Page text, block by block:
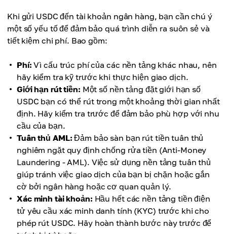
Khi gửi USDC đến tài khoản ngân hàng, bạn cần chú ý
một số yếu tố để đảm bảo quá trình diễn ra suôn sẻ và
tiết kiệm chi phí. Bao gồm:
Phí: Vì cấu trúc phí của các nền tảng khác nhau, nên
hãy kiểm tra kỹ trước khi thực hiện giao dịch.
Giới hạn rút tiền: Một số nền tảng đặt giới hạn số
USDC bạn có thể rút trong một khoảng thời gian nhất
định. Hãy kiểm tra trước để đảm bảo phù hợp với nhu
cầu của bạn.
Tuân thủ AML: Đảm bảo sàn bạn rút tiền tuân thủ
nghiêm ngặt quy định chống rửa tiền (Anti-Money
Laundering - AML). Việc sử dụng nền tảng tuân thủ
giúp tránh việc giao dịch của bạn bị chặn hoặc gắn
cờ bởi ngân hàng hoặc cơ quan quản lý.
Xác minh tài khoản: Hầu hết các nền tảng tiền điện
tử yêu cầu xác minh danh tính (KYC) trước khi cho
phép rút USDC. Hãy hoàn thành bước này trước để